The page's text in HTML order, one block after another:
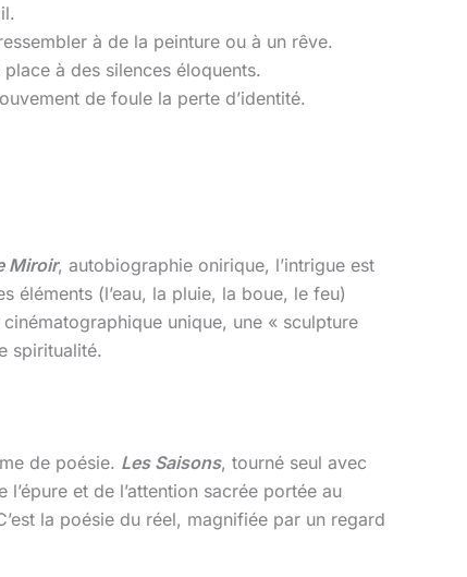
à de la peinture ou à un rêve.
à des silences éloquents.
de foule la perte d’identité.
Miroir, autobiographie onirique, l’intrigue est
éléments (l’eau, la pluie, la boue, le feu)
unique, une « sculpture
spiritualité.
de poésie. Les Saisons, tourné seul avec
l’épure et de l’attention sacrée portée au
la poésie du réel, magnifiée par un regard